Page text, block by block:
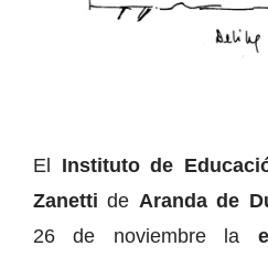
El Instituto de
Zanetti de Aranda de
26 de noviembre la